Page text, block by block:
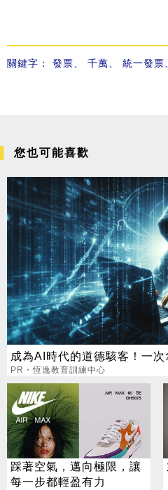
關鍵字： 發票 千萬 統一發票
您也可能喜歡
成為AI時代的道德駭客！一
PR・恆逸教育訓練中心
踩著空氣，邁向極限，讓
每一步都輕盈有力